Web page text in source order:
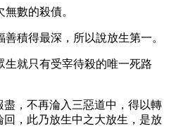
數的殺債。
積得最深，所以說放生第一。
就只有受宰待殺的唯一死路
，不再淪入三惡道中，得以轉
，此乃放生中之大放生，是放